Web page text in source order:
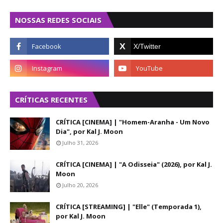
NOSSAS REDES SOCIAIS
CRÍTICAS RECENTES
CRÍTICA [CINEMA] | "Homem-Aranha - Um Novo
Dia", por Kal J. Moon
Julho 31, 2026
CRÍTICA [CINEMA] | "A Odisseia" (2026), por Kal J.
Moon
Julho 20, 2026
CRÍTICA [STREAMING] | "Elle" (Temporada 1),
por Kal J. Moon